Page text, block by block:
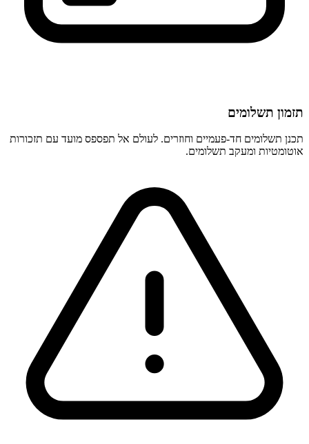
תזמון תשלומים
תכנן תשלומים חד-פעמיים וחוזרים. לעולם אל תפספס מועד עם תזכורות
אוטומטיות ומעקב תשלומים.